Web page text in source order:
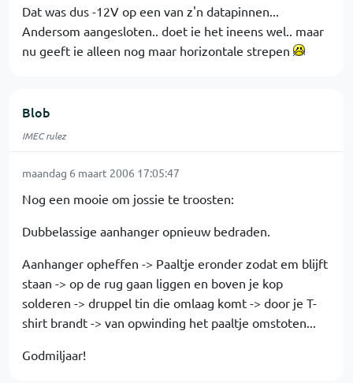
Dat was dus -12V op een van z'n datapinnen...
Andersom aangesloten.. doet ie het ineens wel.. maar
nu geeft ie alleen nog maar horizontale strepen
Blob
IMEC rulez
maandag 6 maart 2006 17:05:47
Nog een mooie om jossie te troosten:
Dubbelassige aanhanger opnieuw bedraden.
Aanhanger opheffen -> Paaltje eronder zodat em blijft
staan -> op de rug gaan liggen en boven je kop
solderen -> druppel tin die omlaag komt -> door je T-
shirt brandt -> van opwinding het paaltje omstoten...
Godmiljaar!